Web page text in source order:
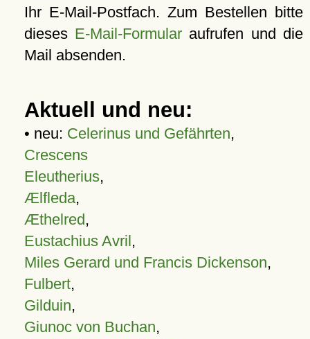
Ihr E-Mail-Postfach. Zum Bestellen bitte
dieses E-Mail-Formular aufrufen und die
Mail absenden.
Aktuell und neu:
• neu: Celerinus und Gefährten,
Crescens
Eleutherius,
Ælfleda,
Æthelred,
Eustachius Avril,
Miles Gerard und Francis Dickenson,
Fulbert,
Gilduin,
Giunoc von Buchan,